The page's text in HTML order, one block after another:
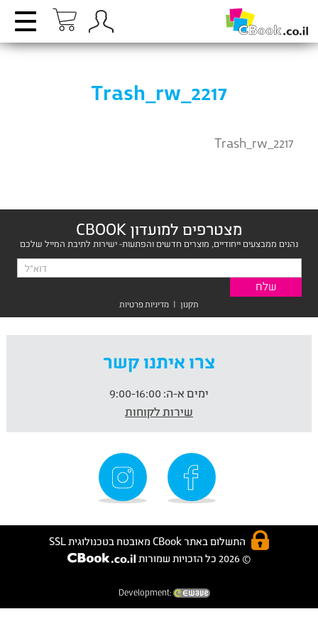
Trash_rw_2217
Trash_rw_2217
מצטרפים למועדון CBOOK
נהנים ממבצעים ייחודיים, מוצרים חדשים והפתעות- ישירות לתיבת המייל שלכם
תקנון | מדיניות פרטיות
צרו איתנו קשר
ימים א-ה:
שירות לקוחות
התשלום באתר CBook מאובטח בטכנולוגית SSL
© 2026 כל הזכויות שמורות
Development: